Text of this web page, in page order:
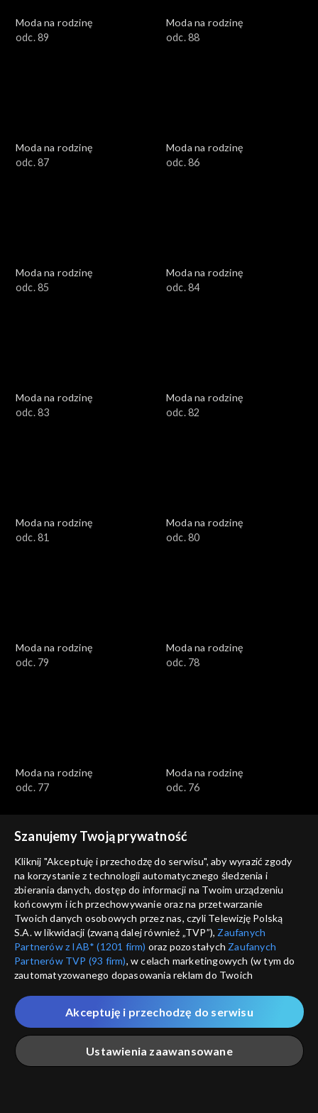
Moda na rodzinę
odc. 89
Moda na rodzinę
odc. 88
Moda na rodzinę
odc. 87
Moda na rodzinę
odc. 86
Moda na rodzinę
odc. 85
Moda na rodzinę
odc. 84
Moda na rodzinę
odc. 83
Moda na rodzinę
odc. 82
Moda na rodzinę
odc. 81
Moda na rodzinę
odc. 80
Moda na rodzinę
odc. 79
Moda na rodzinę
odc. 78
Moda na rodzinę
odc. 77
Moda na rodzinę
odc. 76
Moda na rodzinę
odc. 75
Moda na rodzinę
odc. 74
Moda na rodzinę
odc. 73
Moda na rodzinę
odc. 72
Szanujemy Twoją prywatność
Kliknij "Akceptuję i przechodzę do serwisu", aby wyrazić zgody
na korzystanie z technologii automatycznego śledzenia i
zbierania danych, dostęp do informacji na Twoim urządzeniu
końcowym i ich przechowywanie oraz na przetwarzanie
Twoich danych osobowych przez nas, czyli Telewizję Polską
S.A. w likwidacji (zwaną dalej również „TVP”), Zaufanych
Partnerów z IAB* (1201 firm) oraz pozostałych Zaufanych
Partnerów TVP (93 firm), w celach marketingowych (w tym do
zautomatyzowanego dopasowania reklam do Twoich
które wskazujemy poniżej, a także zgody na udostępnianie
przez nas identyfikatora PPID do Google.
Twoje dane osobowe zbierane podczas odwiedzania przez
Ciebie naszych
poszczególnych serwisówzwanych dalej
„Portalem”, w tym informacje zapisywane za pomocą
Ustawienia zaawansowane
Akceptuję i przechodzę do serwisu